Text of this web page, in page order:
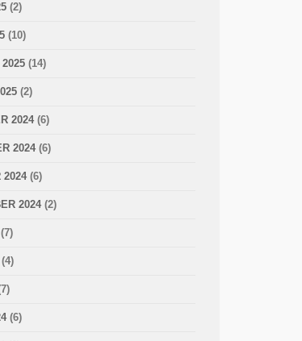
(2)
(10)
2025 (14)
(2)
2024 (6)
2024 (6)
2024 (6)
2024 (2)
(7)
(4)
(6)